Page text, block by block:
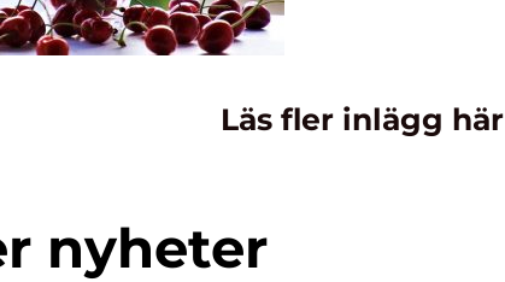
Läs fler inlägg här
nyheter